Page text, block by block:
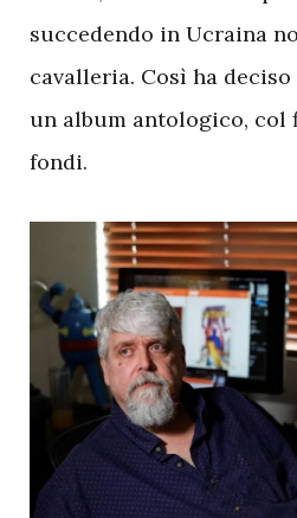
succedendo in Ucraina
cavalleria. Così ha
un album antologico, col
fondi.